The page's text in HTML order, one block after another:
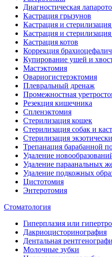
Диагностическая
Кастрация грызунов
Кастрация и
Кастрация и стерилизация
Кастрация котов
Коррекция
Купирование ушей и
Мастэктомия
Овариогистерэктомия
Плевральный дренаж
Промежностная
Резекция кишечника
Спленэктомия
Стерилизация кошек
Стерилизация собак и
Стерилизация
Трепанация барабанной
Удаление
Удаление параанальных
Удаление подкожных
Цистотомия
Энтеротомия
Стоматология
Гиперплазия или
Дакриоцисторинография
Дентальная
Молочные зубки